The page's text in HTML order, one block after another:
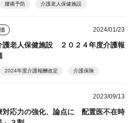
腰痛予防 介護老人保健施設
2024/01/23
護老人保健施設 ２０２４年度介護報
2024年度介護報酬改定 介護保険
2023/09/13
応力の強化、論点に 配置医不在時